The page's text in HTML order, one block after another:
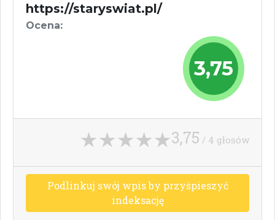
https://staryswiat.pl/
Ocena:
3,75
3,75 / 4 głosów
Podlinkuj swój wpisby przyśpieszyć
indeksację